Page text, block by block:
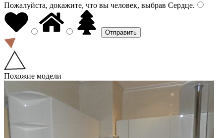
Пожалуйста, докажите, что вы человек, выбрав Сердце.
Похожие модели